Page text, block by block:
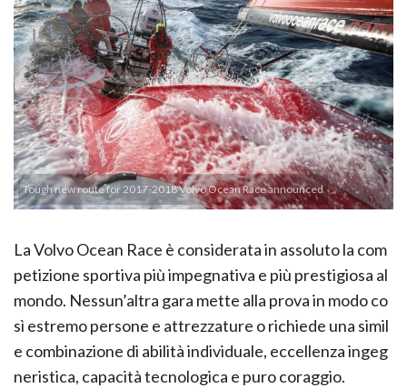
Tough new route for 2017-2018 Volvo Ocean Race announced
La Volvo Ocean Race è considerata in assoluto la com
petizione sportiva più impegnativa e più prestigiosa al
mondo. Nessun’altra gara mette alla prova in modo co
sì estremo persone e attrezzature o richiede una simil
e combinazione di abilità individuale, eccellenza ingeg
neristica, capacità tecnologica e puro coraggio.